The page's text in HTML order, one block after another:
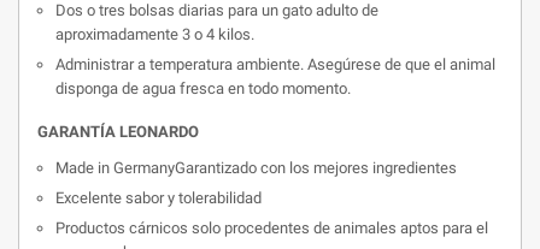
Dos o tres bolsas diarias para un gato adulto de
aproximadamente 3 o 4 kilos.
Administrar a temperatura ambiente. Asegúrese de que el animal
disponga de agua fresca en todo momento.
GARANTÍA LEONARDO
Made in GermanyGarantizado con los mejores ingredientes
Excelente sabor y tolerabilidad
Productos cárnicos solo procedentes de animales aptos para el